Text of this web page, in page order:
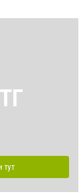
тут